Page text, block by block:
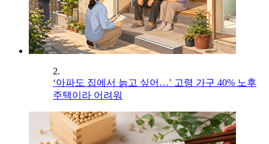
2.
‘아파도 집에서 늙고 싶어…’ 고령 가구 40% 노후
주택이라 어려워